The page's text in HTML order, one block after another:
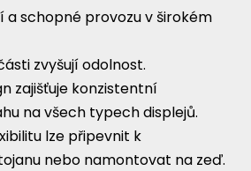
schopné provozu v širokém
zvyšují odolnost.
zajišťuje konzistentní
na všech typech displejů.
lze připevnit k
nebo namontovat na zeď.